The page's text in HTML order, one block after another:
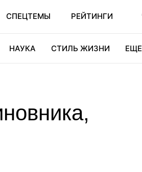
СПЕЦТЕМЫ РЕЙТИНГИ
НАУКА СТИЛЬ ЖИЗНИ ЕЩЕ